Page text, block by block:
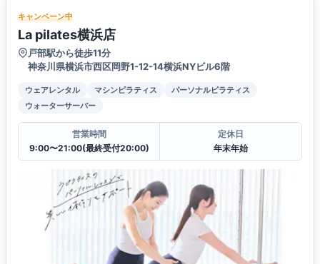
キャンペーン中
La pilates横浜店
戸部駅から徒歩11分
神奈川県横浜市西区岡野1-12-14横浜NYビル6階
ウェアレンタル マシンピラティス
パーソナルピラティス
ウォーターサーバー
営業時間
9:00〜21:00(最終受付20:00)
定休日
年末年始